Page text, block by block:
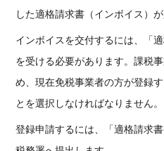
した適格請求書（インボイス）が
インボイスを交付するには、「
を受ける必要があります。課税
め、現在免税事業者の方が登録
とを選択しなければなりません。
登録申請するには、「適格請求